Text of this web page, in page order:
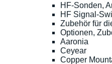
HF-Sonden,
HF Signal-
Zubehör für
Optionen,
Aaronia
Ceyear
Copper